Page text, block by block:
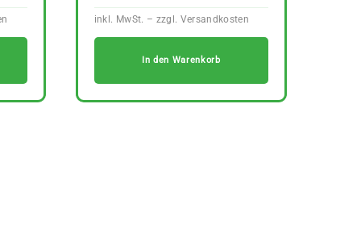
In den Warenkorb